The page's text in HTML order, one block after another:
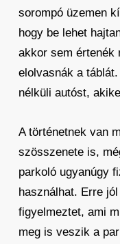
sorompó üzemen
hogy be lehet
akkor sem értenék
elolvasnák a
nélküli autóst,
A történetnek van
szösszenete is,
parkoló ugyanúgy
használhat. Erre
figyelmeztet, ami
meg is veszik a